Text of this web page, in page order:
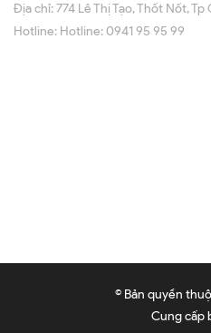
Địa chỉ:774 Lê Thị Tạo, Thốt Nốt, Tp
Hotline: Hotline: 0941 95 95 99
© Bản quyền
Cung cấp